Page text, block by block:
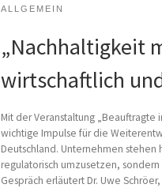
ALLGEMEIN
„Nachhaltigkeit
wirtschaftlich
Mit der Veranstaltung „Beauftragte
wichtige Impulse für die
Deutschland. Unternehmen
regulatorisch umzusetzen,
Gespräch erläutert Dr. Uwe